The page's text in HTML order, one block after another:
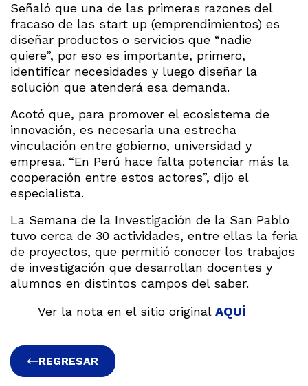
Señaló que una de las primeras razones del
fracaso de las start up (emprendimientos) es
diseñar productos o servicios que “nadie
quiere”, por eso es importante, primero,
identificar necesidades y luego diseñar la
solución que atenderá esa demanda.
Acotó que, para promover el ecosistema de
innovación, es necesaria una estrecha
vinculación entre gobierno, universidad y
empresa. “En Perú hace falta potenciar más la
cooperación entre estos actores”, dijo el
especialista.
La Semana de la Investigación de la San Pablo
tuvo cerca de 30 actividades, entre ellas la feria
de proyectos, que permitió conocer los trabajos
de investigación que desarrollan docentes y
alumnos en distintos campos del saber.
Ver la nota en el sitio original AQUÍ
REGRESAR